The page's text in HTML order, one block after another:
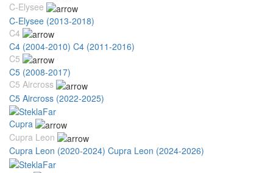
C-Elysee
C-Elysee (2013-2018)
C4
C4 (2004-2010) C4 (2011-2016)
C5
C5 (2008-2017)
C5 Aircross
C5 Aircross (2022-2025)
Cupra
Cupra Leon
Cupra Leon (2020-2024) Cupra Leon (2024-2026)